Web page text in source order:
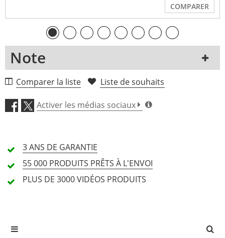
COMPARER
Note
1 Avis
5 Étoiles
4 Étoiles
2 Étoiles
1 Étoiles
Comparer la liste Liste de souhaits
Activer les médias sociaux
3 ANS DE GARANTIE
55 000 PRODUITS PRÊTS À L'ENVOI
PLUS DE 3000VIDÉOS PRODUITS